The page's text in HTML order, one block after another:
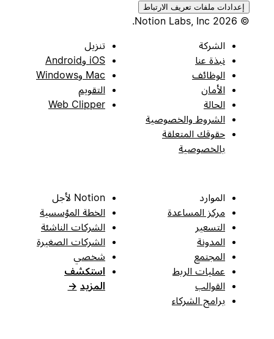
إعدادات ملفات تعريف الارتباط
© 2026 Notion Labs, Inc.
الشركة
نبذة عنا
الوظائف
الأمان
الحالة
الشروط والخصوصية
حقوقك المتعلقة
بالخصوصية
تنزيل
iOS وAndroid
Mac وWindows
التقويم
Web Clipper
الموارد
مركز المساعدة
التسعير
المدونة
المجتمع
عمليات الربط
القوالب
برامج الشركاء
Notion لأجل
الخطة المؤسسية
الشركات الناشئة
الشركات الصغيرة
شخصي
استكشف
المزيد →